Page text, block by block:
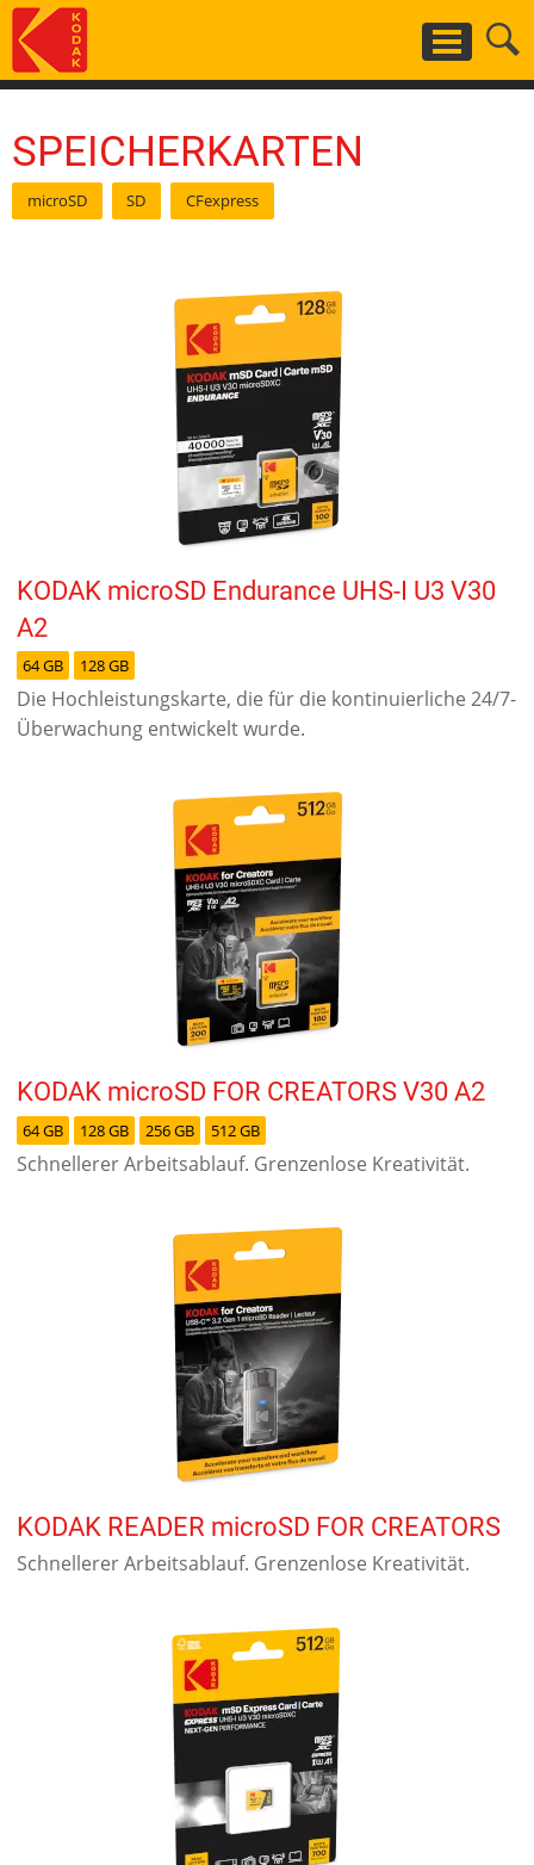
Skip
to
main
SPEICHERKARTEN
microSD SD CFexpress
KODAK microSD Endurance UHS-I U3 V30
A2
64 GB 128 GB
Die Hochleistungskarte, die für die kontinuierliche 24/7-
Überwachung entwickelt wurde.
KODAK microSD FOR CREATORS V30 A2
64 GB 128 GB 256 GB 512 GB
Schnellerer Arbeitsablauf. Grenzenlose Kreativität.
KODAK READER microSD FOR CREATORS
Schnellerer Arbeitsablauf. Grenzenlose Kreativität.